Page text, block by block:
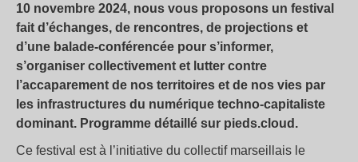
10 novembre 2024, nous vous proposons un festival
fait d’échanges, de rencontres, de projections et
d’une balade-conférencée pour s’informer,
s’organiser collectivement et lutter contre
l’accaparement de nos territoires et de nos vies par
les infrastructures du numérique techno-capitaliste
dominant. Programme détaillé sur pieds.cloud.
Ce festival est à l’initiative du collectif marseillais le